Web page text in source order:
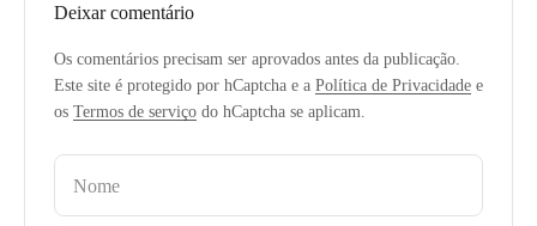
Deixar comentário
Os comentários precisam ser aprovados antes da publicação.
Este site é protegido por hCaptcha e a Política de Privacidade e
os Termos de serviço do hCaptcha se aplicam.
Nome